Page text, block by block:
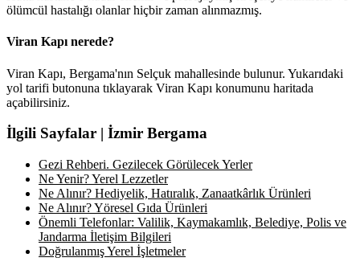
ölümcül hastalığı olanlar hiçbir zaman alınmazmış.
Viran Kapı nerede?
Viran Kapı, Bergama'nın Selçuk mahallesinde bulunur. Yukarıdaki
yol tarifi butonuna tıklayarak Viran Kapı konumunu haritada
açabilirsiniz.
İlgili Sayfalar | İzmir Bergama
Gezi Rehberi. Gezilecek Görülecek Yerler
Ne Yenir? Yerel Lezzetler
Ne Alınır? Hediyelik, Hatıralık, Zanaatkârlık Ürünleri
Ne Alınır? Yöresel Gıda Ürünleri
Önemli Telefonlar: Valilik, Kaymakamlık, Belediye, Polis ve
Jandarma İletişim Bilgileri
Doğrulanmış Yerel İşletmeler